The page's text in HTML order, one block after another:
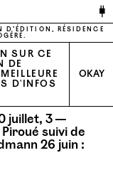
🔌
D’ÉDITION, RÉSIDENCE
SUR CE
DE
D'INFOS
OKAY
juillet, 3 —
suivi de
26 juin :